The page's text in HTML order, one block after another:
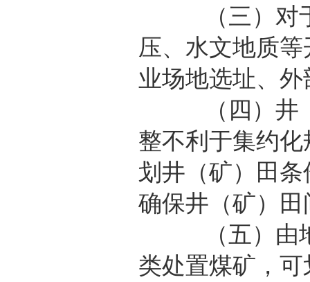
（三）对于
压、水文地质
业场地选址、
（四）井（
整不利于集约
划井（矿）田
确保井（矿）
（五）由地
类处置煤矿，